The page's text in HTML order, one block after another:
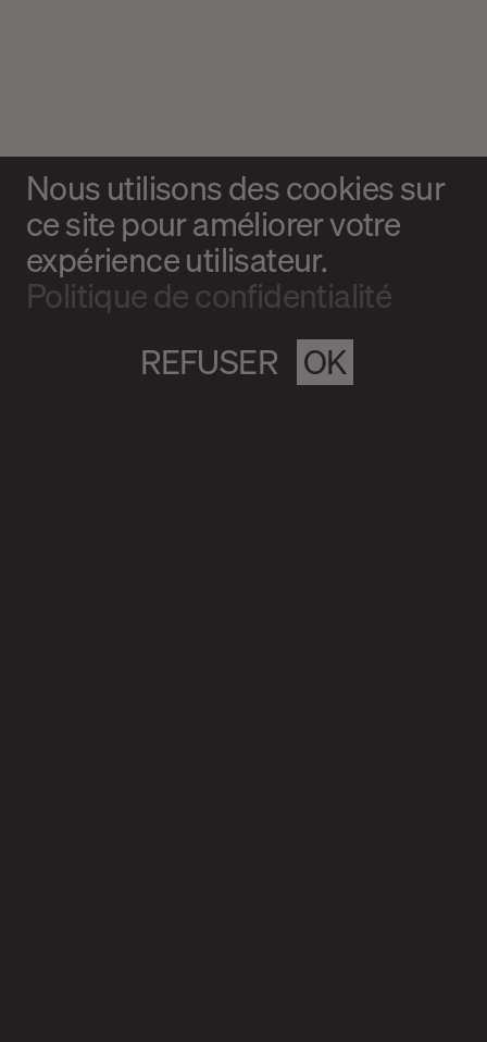
Nous utilisons des cookies sur
ce site pour améliorer votre
expérience utilisateur.
Politique de confidentialité
OK
REFUSER